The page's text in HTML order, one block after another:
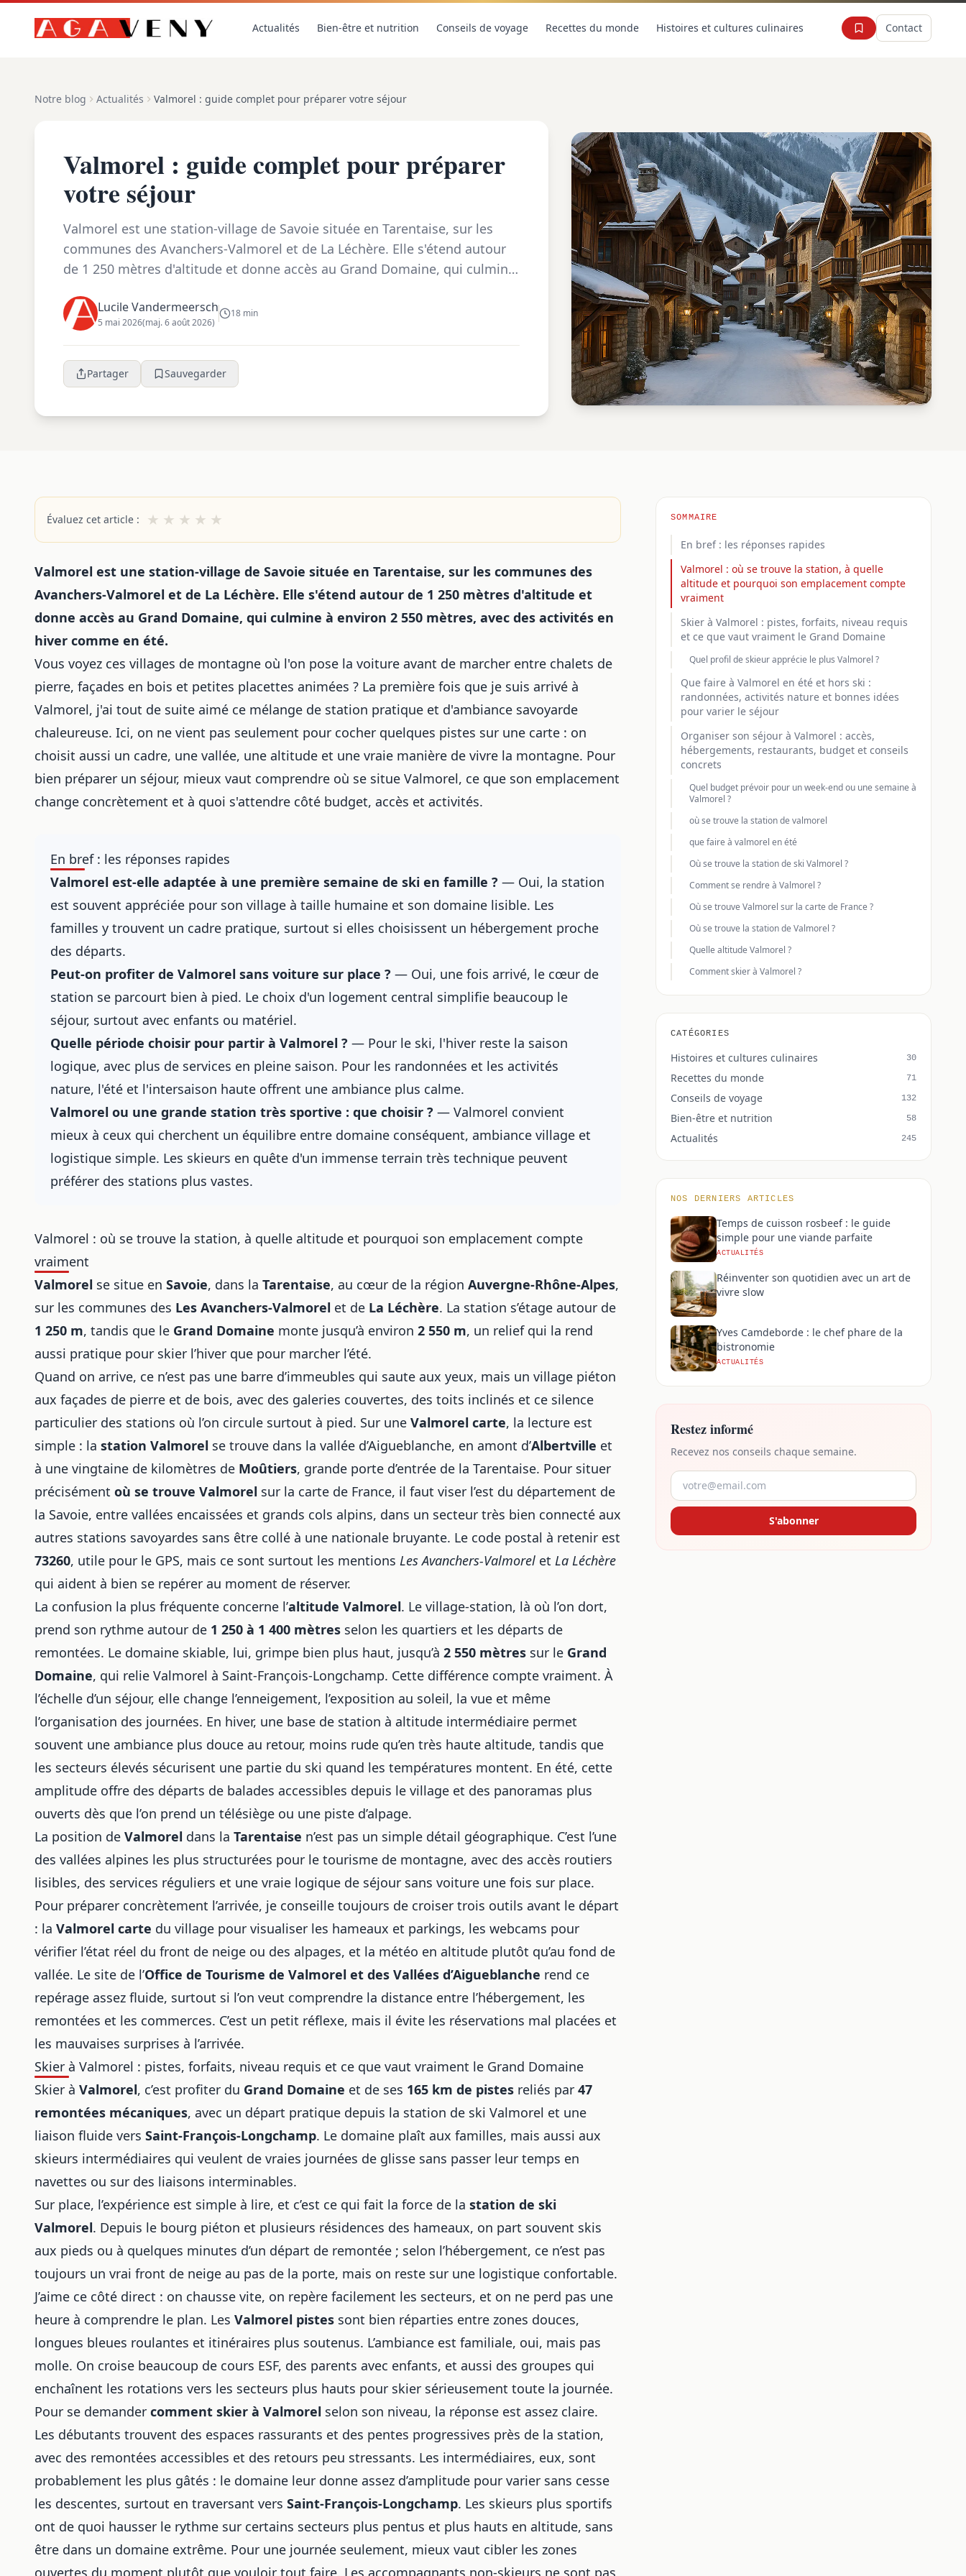
Actualités Bien-être et nutrition Conseils de voyage Recettes du monde Histoires et cultures culinaires Contact
Notre blog Actualités Valmorel : guide complet pour préparer votre séjour
Valmorel : guide complet pour préparer
votre séjour
Valmorel est une station-village de Savoie située en Tarentaise, sur les
communes des Avanchers-Valmorel et de La Léchère. Elle s'étend autour
de 1 250 mètres d'altitude et donne accès au Grand Domaine, qui culmine
Lucile Vandermeersch
5 mai 2026(maj. 6 août 2026)
18 min
Partager Sauvegarder
Évaluez cet article : ★ ★ ★ ★ ★
Valmorel est une station-village de Savoie située en Tarentaise, sur les communes des
Avanchers-Valmorel et de La Léchère. Elle s'étend autour de 1 250 mètres d'altitude et
donne accès au Grand Domaine, qui culmine à environ 2 550 mètres, avec des activités en
hiver comme en été.
Vous voyez ces villages de montagne où l'on pose la voiture avant de marcher entre chalets de
pierre, façades en bois et petites placettes animées ? La première fois que je suis arrivé à
Valmorel, j'ai tout de suite aimé ce mélange de station pratique et d'ambiance savoyarde
chaleureuse. Ici, on ne vient pas seulement pour cocher quelques pistes sur une carte : on
choisit aussi un cadre, une vallée, une altitude et une vraie manière de vivre la montagne. Pour
bien préparer un séjour, mieux vaut comprendre où se situe Valmorel, ce que son emplacement
change concrètement et à quoi s'attendre côté budget, accès et activités.
En bref : les réponses rapides
Valmorel est-elle adaptée à une première semaine de ski en famille ? — Oui, la station
est souvent appréciée pour son village à taille humaine et son domaine lisible. Les
familles y trouvent un cadre pratique, surtout si elles choisissent un hébergement proche
des départs.
Peut-on profiter de Valmorel sans voiture sur place ? — Oui, une fois arrivé, le cœur de
station se parcourt bien à pied. Le choix d'un logement central simplifie beaucoup le
séjour, surtout avec enfants ou matériel.
Quelle période choisir pour partir à Valmorel ? — Pour le ski, l'hiver reste la saison
logique, avec plus de services en pleine saison. Pour les randonnées et les activités
nature, l'été et l'intersaison haute offrent une ambiance plus calme.
Valmorel ou une grande station très sportive : que choisir ? — Valmorel convient
mieux à ceux qui cherchent un équilibre entre domaine conséquent, ambiance village et
logistique simple. Les skieurs en quête d'un immense terrain très technique peuvent
préférer des stations plus vastes.
Valmorel : où se trouve la station, à quelle altitude et pourquoi son emplacement compte
vraiment
Valmorel se situe en Savoie, dans la Tarentaise, au cœur de la région Auvergne-Rhône-Alpes,
sur les communes des Les Avanchers-Valmorel et de La Léchère. La station s’étage autour de
1 250 m, tandis que le Grand Domaine monte jusqu’à environ 2 550 m, un relief qui la rend
aussi pratique pour skier l’hiver que pour marcher l’été.
Quand on arrive, ce n’est pas une barre d’immeubles qui saute aux yeux, mais un village piéton
aux façades de pierre et de bois, avec des galeries couvertes, des toits inclinés et ce silence
particulier des stations où l’on circule surtout à pied. Sur une Valmorel carte, la lecture est
simple : la station Valmorel se trouve dans la vallée d’Aigueblanche, en amont d’Albertville et
à une vingtaine de kilomètres de Moûtiers, grande porte d’entrée de la Tarentaise. Pour situer
précisément où se trouve Valmorel sur la carte de France, il faut viser l’est du département de
la Savoie, entre vallées encaissées et grands cols alpins, dans un secteur très bien connecté aux
autres stations savoyardes sans être collé à une nationale bruyante. Le code postal à retenir est
73260, utile pour le GPS, mais ce sont surtout les mentions Les Avanchers-Valmorel et La Léchère
qui aident à bien se repérer au moment de réserver.
La confusion la plus fréquente concerne l’altitude Valmorel. Le village-station, là où l’on dort,
prend son rythme autour de 1 250 à 1 400 mètres selon les quartiers et les départs de
remontées. Le domaine skiable, lui, grimpe bien plus haut, jusqu’à 2 550 mètres sur le Grand
Domaine, qui relie Valmorel à Saint-François-Longchamp. Cette différence compte vraiment. À
l’échelle d’un séjour, elle change l’enneigement, l’exposition au soleil, la vue et même
l’organisation des journées. En hiver, une base de station à altitude intermédiaire permet
souvent une ambiance plus douce au retour, moins rude qu’en très haute altitude, tandis que
les secteurs élevés sécurisent une partie du ski quand les températures montent. En été, cette
amplitude offre des départs de balades accessibles depuis le village et des panoramas plus
ouverts dès que l’on prend un télésiège ou une piste d’alpage.
La position de Valmorel dans la Tarentaise n’est pas un simple détail géographique. C’est l’une
des vallées alpines les plus structurées pour le tourisme de montagne, avec des accès routiers
lisibles, des services réguliers et une vraie logique de séjour sans voiture une fois sur place.
Pour préparer concrètement l’arrivée, je conseille toujours de croiser trois outils avant le départ
: la Valmorel carte du village pour visualiser les hameaux et parkings, les webcams pour
vérifier l’état réel du front de neige ou des alpages, et la météo en altitude plutôt qu’au fond de
vallée. Le site de l’Office de Tourisme de Valmorel et des Vallées d’Aigueblanche rend ce
repérage assez fluide, surtout si l’on veut comprendre la distance entre l’hébergement, les
remontées et les commerces. C’est un petit réflexe, mais il évite les réservations mal placées et
les mauvaises surprises à l’arrivée.
Skier à Valmorel : pistes, forfaits, niveau requis et ce que vaut vraiment le Grand Domaine
Skier à Valmorel, c’est profiter du Grand Domaine et de ses 165 km de pistes reliés par 47
remontées mécaniques, avec un départ pratique depuis la station de ski Valmorel et une
liaison fluide vers Saint-François-Longchamp. Le domaine plaît aux familles, mais aussi aux
skieurs intermédiaires qui veulent de vraies journées de glisse sans passer leur temps en
navettes ou sur des liaisons interminables.
Sur place, l’expérience est simple à lire, et c’est ce qui fait la force de la station de ski
Valmorel. Depuis le bourg piéton et plusieurs résidences des hameaux, on part souvent skis
aux pieds ou à quelques minutes d’un départ de remontée ; selon l’hébergement, ce n’est pas
toujours un vrai front de neige au pas de la porte, mais on reste sur une logistique confortable.
J’aime ce côté direct : on chausse vite, on repère facilement les secteurs, et on ne perd pas une
heure à comprendre le plan. Les Valmorel pistes sont bien réparties entre zones douces,
longues bleues roulantes et itinéraires plus soutenus. L’ambiance est familiale, oui, mais pas
molle. On croise beaucoup de cours ESF, des parents avec enfants, et aussi des groupes qui
enchaînent les rotations vers les secteurs plus hauts pour skier sérieusement toute la journée.
Pour se demander comment skier à Valmorel selon son niveau, la réponse est assez claire.
Les débutants trouvent des espaces rassurants et des pentes progressives près de la station,
avec des remontées accessibles et des retours peu stressants. Les intermédiaires, eux, sont
probablement les plus gâtés : le domaine leur donne assez d’amplitude pour varier sans cesse
les descentes, surtout en traversant vers Saint-François-Longchamp. Les skieurs plus sportifs
ont de quoi hausser le rythme sur certains secteurs plus pentus et plus hauts en altitude, sans
être dans un domaine extrême. Pour une journée seulement, mieux vaut cibler les zones
ouvertes du moment plutôt que vouloir tout faire. Les accompagnants non-skieurs ne sont pas
SOMMAIRE
En bref : les réponses rapides
Valmorel : où se trouve la station, à quelle
altitude et pourquoi son emplacement compte
vraiment
Skier à Valmorel : pistes, forfaits, niveau requis
et ce que vaut vraiment le Grand Domaine
Quel profil de skieur apprécie le plus Valmorel ?
Que faire à Valmorel en été et hors ski :
randonnées, activités nature et bonnes idées
pour varier le séjour
Organiser son séjour à Valmorel : accès,
hébergements, restaurants, budget et conseils
concrets
Quel budget prévoir pour un week-end ou une semaine à
Valmorel ?
où se trouve la station de valmorel
que faire à valmorel en été
Où se trouve la station de ski Valmorel ?
Comment se rendre à Valmorel ?
Où se trouve Valmorel sur la carte de France ?
Où se trouve la station de Valmorel ?
Quelle altitude Valmorel ?
Comment skier à Valmorel ?
CATÉGORIES
Histoires et cultures culinaires 30
Recettes du monde 71
Conseils de voyage 132
Bien-être et nutrition 58
Actualités 245
NOS DERNIERS ARTICLES
Temps de cuisson rosbeef : le guide
simple pour une viande parfaite
ACTUALITÉS
Réinventer son quotidien avec un art de
vivre slow
Yves Camdeborde : le chef phare de la
bistronomie
ACTUALITÉS
Restez informé
Recevez nos conseils chaque semaine.
S'abonner